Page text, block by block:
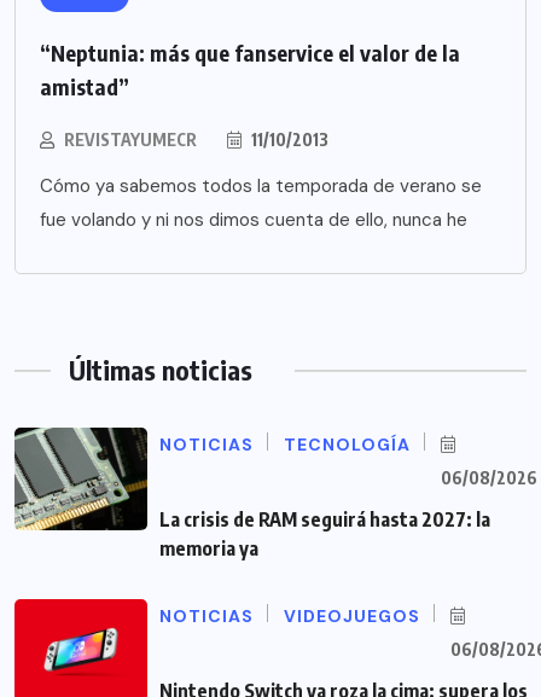
“Neptunia: más que fanservice el valor de la
amistad”
REVISTAYUMECR 11/10/2013
Cómo ya sabemos todos la temporada de verano se
fue volando y ni nos dimos cuenta de ello, nunca he
Últimas noticias
NOTICIAS TECNOLOGÍA
06/08/2026
La crisis de RAM seguirá hasta 2027: la
memoria ya
NOTICIAS VIDEOJUEGOS
06/08/
Nintendo Switch ya roza la cima: supera los